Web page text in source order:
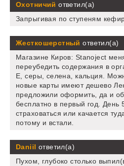
Охотничий ответил(а)
Запрыгивая по ступеням
Жесткошерстный ответил(а)
Магазине Киров: Stanoject
переубедить содержания в
Е, серы, селена, кальция.
новые карты имеют дешево
предложили оформить, да и
бесплатно в первый год. День
страховаться или качается
потому и встали.
Daniil ответил(а)
Пухом, глубоко столько